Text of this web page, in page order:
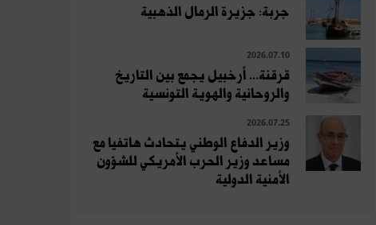
جربة: جزيرة الرمال الذهبية
2026.07.10
قرقنة... أرخبيل يجمع بين التاريخ
والروحانية والهوية التونسية
2026.07.25
وزير الدفاع الوطني يتحادث هاتفيا مع
مساعد وزير الحرب الأمريكي للشؤون
الأمنية الدولية